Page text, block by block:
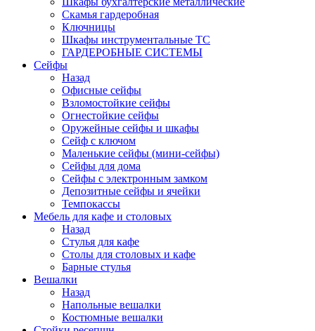
Скамья гардеробная
Ключницы
Шкафы инструментальные ТС
ГАРДЕРОБНЫЕ СИСТЕМЫ
Сейфы
Назад
Офисные сейфы
Взломостойкие сейфы
Огнестойкие сейфы
Оружейные сейфы и шкафы
Сейф с ключом
Маленькие сейфы (мини-сейфы)
Сейфы для дома
Сейфы с электронным замком
Депозитные сейфы и ячейки
Темпокассы
Мебель для кафе и столовых
Назад
Стулья для кафе
Столы для столовых и кафе
Барные стулья
Вешалки
Назад
Напольные вешалки
Костюмные вешалки